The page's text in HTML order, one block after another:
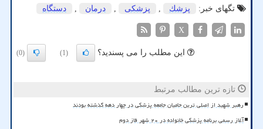
تگهای خبر:
پزشك , پزشكی , درمان , دستگاه
X
این مطلب را می پسندید؟ (1)
(0)
تازه ترین مطالب مرتبط
رهبر شهید از اصلی ترین حامیان جامعه پزشکی در چهار دهه گذشته بودند
آغاز رسمی برنامه پزشکی خانواده در ۲۰ شهر فاز دوم